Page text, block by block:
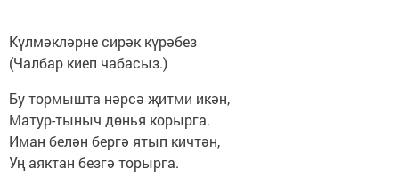
Күлмәкләрне сирәк күрәбез
(Чалбар киеп чабасыз.)
Бу тормышта нәрсә җитми икән,
Матур-тыныч дөнья корырга.
Иман белән бергә ятып кичтән,
Уң аяктан безгә торырга.